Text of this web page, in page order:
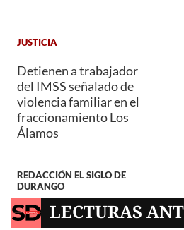
JUSTICIA
Detienen a trabajador
del IMSS señalado de
violencia familiar en el
fraccionamiento Los
Álamos
REDACCIÓN EL SIGLO DE
DURANGO
LECTURAS